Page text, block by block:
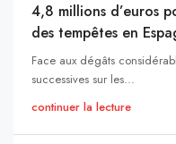
4,8 millions d’euros
des tempêtes en
Face aux dégâts
successives sur les...
continuer la lecture